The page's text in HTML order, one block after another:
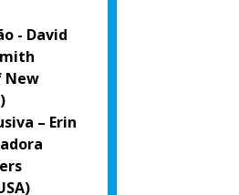
- David
New
– Erin